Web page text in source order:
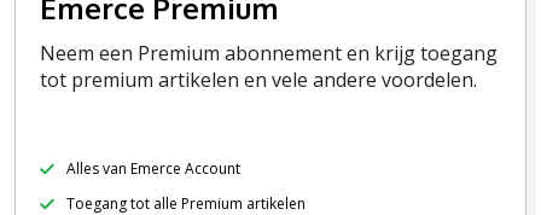
Emerce Premium
Neem een Premium abonnement en krijg toegang
tot premium artikelen en vele andere voordelen.
Alles van Emerce Account
Toegang tot alle Premium artikelen